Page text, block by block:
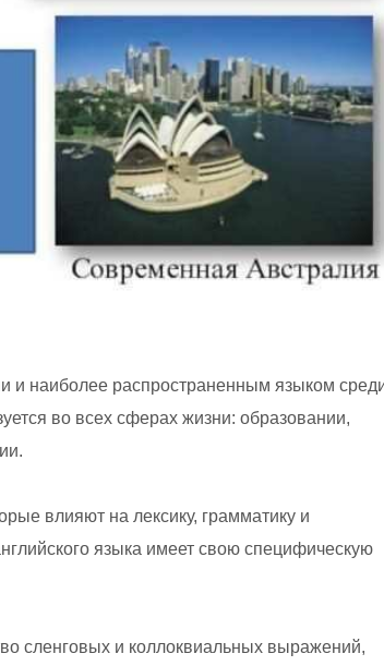
и наиболее распространенным языком
во всех сферах жизни: образовании,
влияют на лексику, грамматику и
языка имеет свою специфическую
сленговых и коллоквиальных выражений,